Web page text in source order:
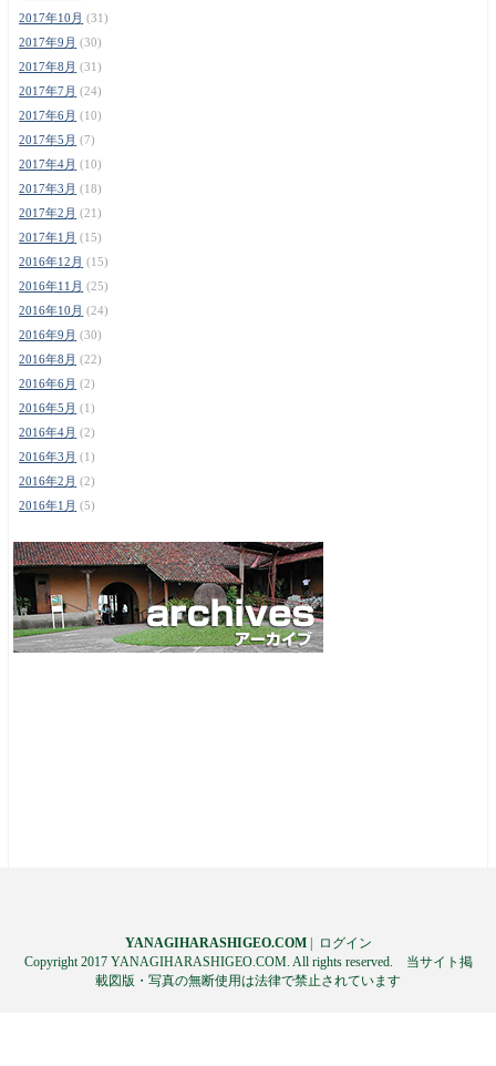
2017年10月 (31)
2017年9月 (30)
2017年8月 (31)
2017年7月 (24)
2017年6月 (10)
2017年5月 (7)
2017年4月 (10)
2017年3月 (18)
2017年2月 (21)
2017年1月 (15)
2016年12月 (15)
2016年11月 (25)
2016年10月 (24)
2016年9月 (30)
2016年8月 (22)
2016年6月 (2)
2016年5月 (1)
2016年4月 (2)
2016年3月 (1)
2016年2月 (2)
2016年1月 (5)
YANAGIHARASHIGEO.COM|
ログイン
Copyright 2017 YANAGIHARASHIGEO.COM. All rights reserved. 当サイト掲
載図版・写真の無断使用は法律で禁止されています